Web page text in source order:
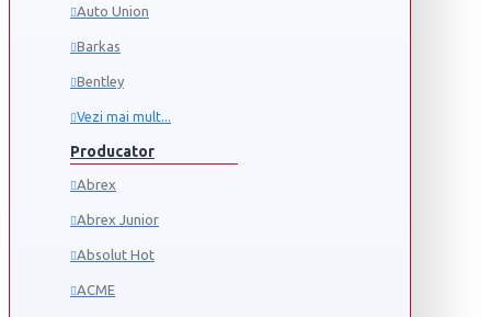
Auto Union
Barkas
Bentley
Vezi mai mult...
Producator
Abrex
Abrex Junior
Absolut Hot
ACME